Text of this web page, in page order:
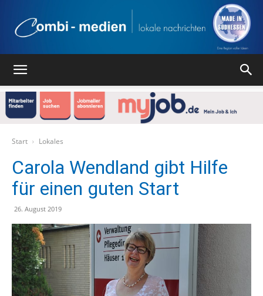
Verlag
Start Lokales
Carola Wendland gibt Hilfe
für einen guten Start
26. August 2019